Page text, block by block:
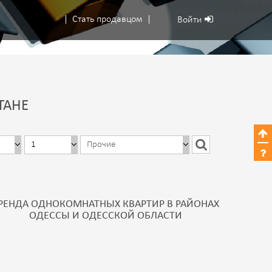
Стать продавцом Войти
ОДНОКОМНАТНЫХ КВАРТИР В РАЙОНАХ
ОДЕССЫ И ОДЕССКОЙ ОБЛАСТИ